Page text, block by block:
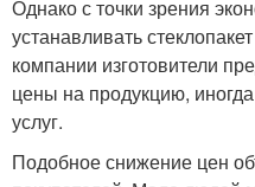
Однако с точки зрения
устанавливать
компании изготовители
цены на продукцию,
услуг.
Подобное снижение цен